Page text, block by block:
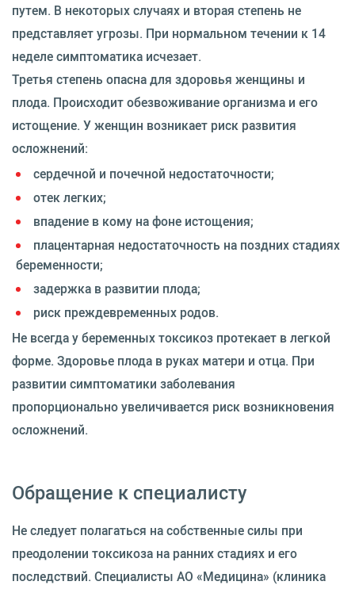
путем. В некоторых случаях и вторая степень не
представляет угрозы. При нормальном течении к 14
неделе симптоматика исчезает.
Третья степень опасна для здоровья женщины и
плода. Происходит обезвоживание организма и его
истощение. У женщин возникает риск развития
осложнений:
сердечной и почечной недостаточности;
отек легких;
впадение в кому на фоне истощения;
плацентарная недостаточность на поздних стадиях
беременности;
задержка в развитии плода;
риск преждевременных родов.
Не всегда у беременных токсикоз протекает в легкой
форме. Здоровье плода в руках матери и отца. При
развитии симптоматики заболевания
пропорционально увеличивается риск возникновения
осложнений.
Обращение к специалисту
Не следует полагаться на собственные силы при
преодолении токсикоза на ранних стадиях и его
последствий. Специалисты АО «Медицина» (клиника